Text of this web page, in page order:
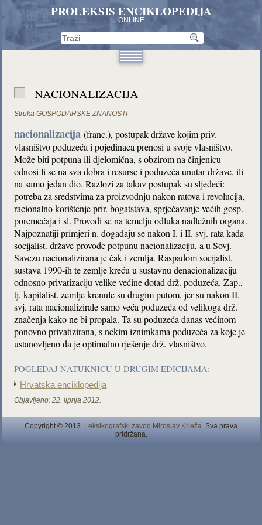
PROLEKSIS ENCIKLOPEDIJA
ONLINE
nacionalizacija
Struka GOSPODARSKE ZNANOSTI
nacionalizacija(franc.), postupak države kojim priv.
vlasništvo poduzeća i pojedinaca prenosi u svoje vlasništvo.
Može biti potpuna ili djelomična, s obzirom na činjenicu
odnosi li se na sva dobra i resurse i poduzeća unutar države, ili
na samo jedan dio. Razlozi za takav postupak su sljedeći:
potreba za sredstvima za proizvodnju nakon ratova i revolucija,
racionalno korištenje prir. bogatstava, sprječavanje većih gosp.
poremećaja i sl. Provodi se na temelju odluka nadležnih organa.
Najpoznatiji primjeri n. događaju se nakon I. i II. svj. rata kada
socijalist. države provode potpunu nacionalizaciju, a u Sovj.
Savezu nacionalizirana je čak i zemlja. Raspadom socijalist.
sustava 1990-ih te zemlje kreću u sustavnu denacionalizaciju
odnosno privatizaciju velike većine dotad drž. poduzeća. Zap.,
tj. kapitalist. zemlje krenule su drugim putom, jer su nakon II.
svj. rata nacionalizirale samo veća poduzeća od velikoga drž.
značenja kako ne bi propala. Ta su poduzeća danas većinom
ponovno privatizirana, s nekim iznimkama poduzeća za koje je
ustanovljeno da je optimalno rješenje drž. vlasništvo.
POGLEDAJ NATUKNICU U DRUGIM EDICIJAMA:
Hrvatska enciklopedija
Objavljeno: 22. lipnja 2012.
Copyright © 2013. Leksikografski zavod Miroslav Krleža. Sva prava
pridržana.